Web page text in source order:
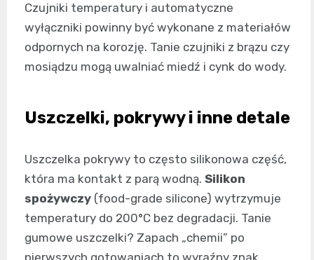
Czujniki temperatury i automatyczne
wyłączniki powinny być wykonane z materiałów
odpornych na korozję. Tanie czujniki z brązu czy
mosiądzu mogą uwalniać miedź i cynk do wody.
Uszczelki, pokrywy i inne detale
Uszczelka pokrywy to często silikonowa część,
która ma kontakt z parą wodną. Silikon
spożywczy (food-grade silicone) wytrzymuje
temperatury do 200°C bez degradacji. Tanie
gumowe uszczelki? Zapach „chemii” po
pierwszych gotowaniach to wyraźny znak